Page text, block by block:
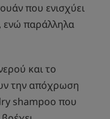
που ενισχύει
ενώ παράλληλα
και το
την απόχρωση
shampoo που